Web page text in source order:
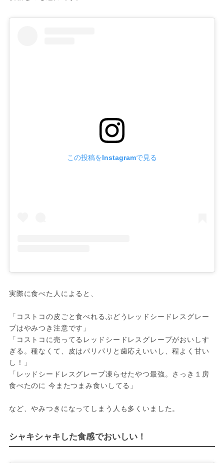
この投稿をInstagramで見る
実際に食べた人によると、
「コストコの皮ごと食べれるぶどうレッドシードレスグレー
プはやみつき注意です」
「コストコに売ってるレッドシードレスグレープがおいしす
ぎる。種なくて、皮はパリパリと歯応えいいし、程よく甘い
し！」
「レッドシードレスグレープ凍らせたやつ最強。さっき１房
食べたのに 今またつまみ食いしてる」
など、やみつきになってしまう人も多くいました。
シャキシャキした食感でおいしい！